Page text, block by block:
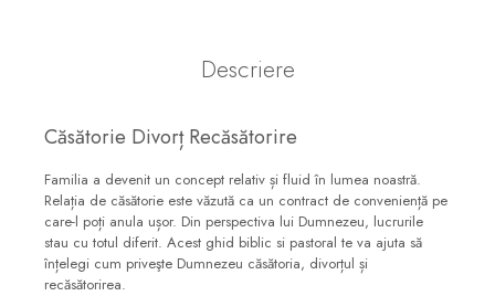
Devoționale/Meditații
Romane, Nuvele și Povestiri
Biografii
Reviste
Poezii
Descriere
Căsătorie Divorț Recăsătorire
Familia a devenit un concept relativ și fluid în lumea noastră.
Relația de căsătorie este văzută ca un contract de conveniență pe
care-l poți anula ușor. Din perspectiva lui Dumnezeu, lucrurile
stau cu totul diferit. Acest ghid biblic si pastoral te va ajuta să
înțelegi cum priveşte Dumnezeu căsătoria, divorțul și
recăsătorirea.